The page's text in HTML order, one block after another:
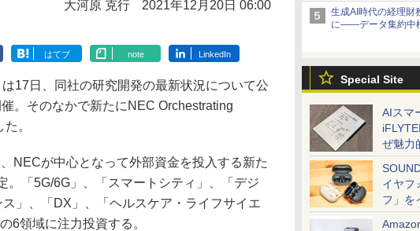
用の知見を集約
生成AI時代の経理財
に――データ集約中
Special Site
AIスマ
ぜ魅力
イヤフ
フ」を
大河原 克行 2021年12月20日 06:00
はてブ note LinkedIn
17日、同社の研究開発の最新状況について公
。そのなかで新たにNEC Orchestrating
。
NECが中心となって外部資金を投入する新た
。「5G/6G」、「スマートシティ」、「デジ
」、「DX」、「ヘルスケア・ライフサイエ
6領域に注力投資する。